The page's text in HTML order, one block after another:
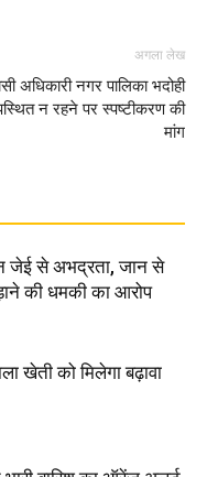
अगला लेख
अधिकारी नगर पालिका भदोही
न रहने पर स्पष्टीकरण की
मांग
जेई से अभद्रता, जान से
की धमकी का आरोप
खेती को मिलेगा बढ़ावा